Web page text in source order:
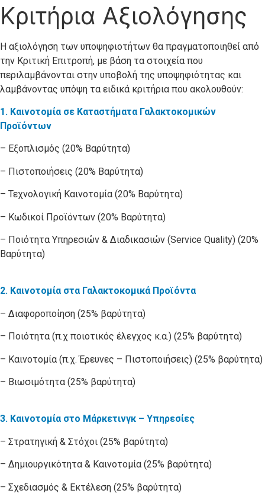
Κριτήρια Αξιολόγησης
Η αξιολόγηση των υποψηφιοτήτων θα πραγµατοποιηθεί από
την Kριτική Eπιτροπή, µε βάση τα στοιχεία που
περιλαµβάνονται στην υποβολή της υποψηφιότητας και
λαµβάνοντας υπόψη τα ειδικά κριτήρια που ακολουθούν:
1. Καινοτομία σε Καταστήματα Γαλακτοκομικών
Προϊόντων
– Εξοπλισμός (20% Βαρύτητα)
– Πιστοποιήσεις (20% Βαρύτητα)
– Τεχνολογική Καινοτομία (20% Βαρύτητα)
– Κωδικοί Προϊόντων (20% Βαρύτητα)
– Ποιότητα Υπηρεσιών & Διαδικασιών (Service Quality) (20%
Βαρύτητα)
2. Καινοτομία στα Γαλακτοκομικά Προϊόντα
– Διαφοροποίηση (25% βαρύτητα)
– Ποιότητα (π.χ ποιοτικός έλεγχος κ.α.) (25% βαρύτητα)
– Καινοτομία (π.χ. Έρευνες – Πιστοποιήσεις) (25% βαρύτητα)
– Βιωσιμότητα (25% βαρύτητα)
3. Καινοτομία στο Μάρκετινγκ – Υπηρεσίες
– Στρατηγική & Στόχοι (25% βαρύτητα)
– Δημιουργικότητα & Καινοτομία (25% βαρύτητα)
– Σχεδιασμός & Εκτέλεση (25% βαρύτητα)